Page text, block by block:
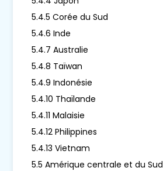
5.4.5 Corée du Sud
5.4.6 Inde
5.4.7 Australie
5.4.8 Taïwan
5.4.9 Indonésie
5.4.10 Thaïlande
5.4.11 Malaisie
5.4.12 Philippines
5.4.13 Vietnam
5.5 Amérique centrale et du Sud